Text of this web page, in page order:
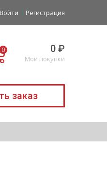
Войти Регистрация
0 ₽
Мои покупки
заказ